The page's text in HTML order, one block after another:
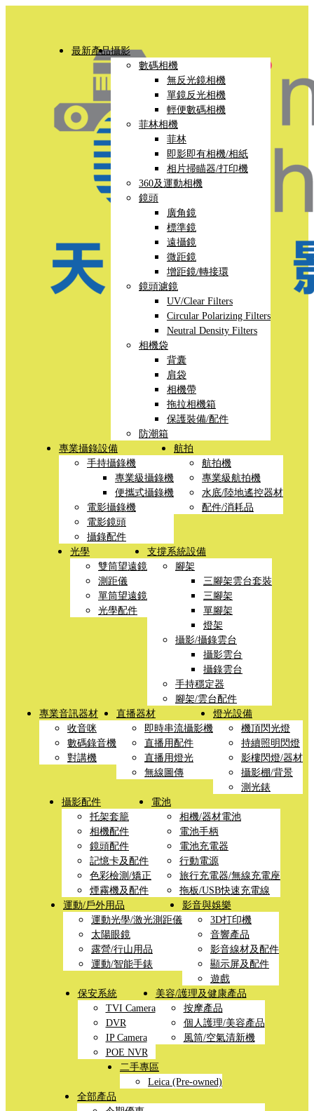
最新產品攝影
數碼相機
無反光鏡相機
單鏡反光相機
輕便數碼相機
菲林相機
菲林
即影即有相機/相紙
相片掃瞄器/打印機
360及運動相機
鏡頭
廣角鏡
標準鏡
遠攝鏡
微距鏡
增距鏡/轉接環
鏡頭濾鏡
UV/Clear Filters
Circular Polarizing Filters
Neutral Density Filters
相機袋
背囊
肩袋
相機帶
拖拉相機箱
保護裝備/配件
防潮箱
專業攝錄設備
手持攝錄機
專業級攝錄機
便攜式攝錄機
電影攝錄機
電影鏡頭
攝錄配件
航拍
航拍機
專業級航拍機
水底/陸地遙控器材
配件/消耗品
光學
雙筒望遠鏡
測距儀
單筒望遠鏡
光學配件
支撐系統設備
腳架
三腳架雲台套裝
三腳架
單腳架
燈架
攝影/攝錄雲台
攝影雲台
攝錄雲台
手持穩定器
腳架/雲台配件
專業音訊器材
收音咪
數碼錄音機
對講機
直播器材
即時串流攝影機
直播用配件
直播用燈光
無線圖傳
燈光設備
機頂閃光燈
持續照明閃燈
影樓閃燈/器材
攝影棚/背景
測光錶
攝影配件
托架套籠
相機配件
鏡頭配件
記憶卡及配件
色彩檢測/矯正
煙霧機及配件
電池
相機/器材電池
電池手柄
電池充電器
行動電源
旅行充電器/無線充電座
拖板/USB快速充電線
運動/戶外用品
運動光學/激光測距儀
太陽眼鏡
露營/行山用品
運動/智能手錶
影音與娛樂
3D打印機
音響產品
影音線材及配件
顯示屏及配件
遊戲
保安系統
TVI Camera
DVR
IP Camera
POE NVR
美容/護理及健康產品
按摩產品
個人護理/美容產品
風筒/空氣清新機
二手專區
Leica (Pre-owned)
全部產品